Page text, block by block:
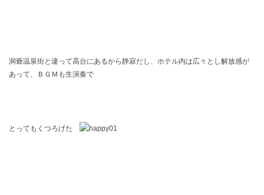
洞爺温泉街と違って高台にあるから静寂だし、ホテル内は広々とし解放感が
あって、ＢＧＭも生演奏で
とってもくつろげた